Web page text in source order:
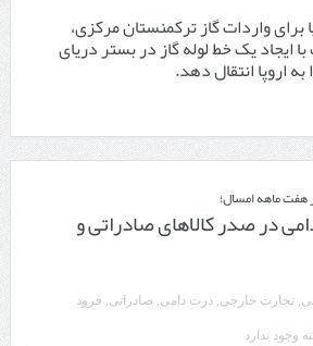
برای واردات گاز ترکمنستان مرکزی،
ایجاد یک خط لوله گاز در بستر دریای
اروپا انتقال دهد.
هفت ماهه امسال؛
در صدر کالاهای صادراتی و
تجارت خارجی ذرت دامی صادراتی فرود
وجود ندارد